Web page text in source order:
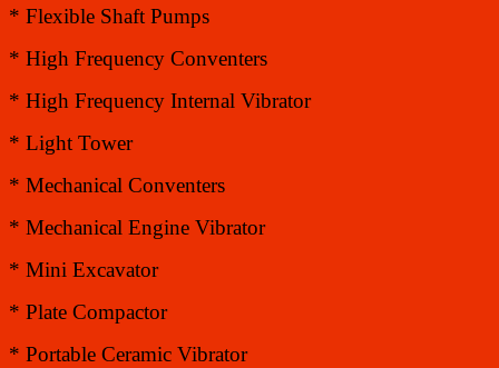
* Flexible Shaft Pumps
* High Frequency Conventers
* High Frequency Internal Vibrator
* Light Tower
* Mechanical Conventers
* Mechanical Engine Vibrator
* Mini Excavator
* Plate Compactor
* Portable Ceramic Vibrator